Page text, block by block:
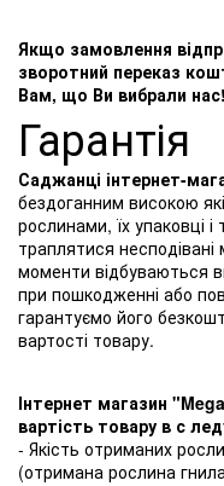
Якщо замовлення
зворотний переказ
Вам, що Ви вибрали нас!
Гарантія
Саджанці інтернет-
бездоганним високою
рослинами, їх упаковці
траплятися несподівані
моменти відбуваються
при пошкодженні або
гарантуємо його
вартості товару.
Інтернет магазин
вартість товару в с
- Якість отриманих
(отримана рослина